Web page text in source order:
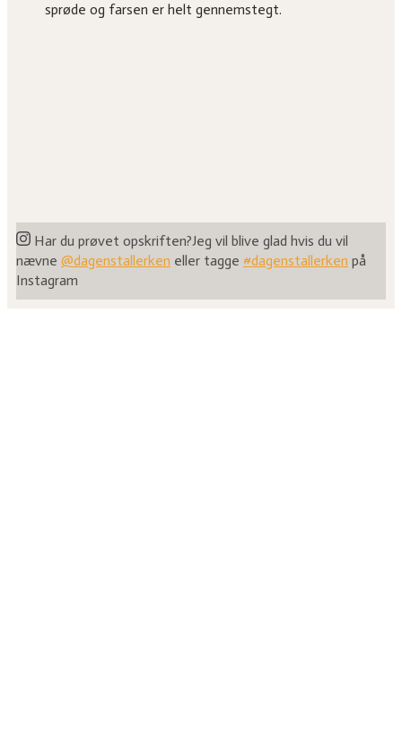
sprøde og farsen er helt gennemstegt.
Har du prøvet opskriften?Jeg vil blive glad hvis du vil
nævne @dagenstallerken eller tagge #dagenstallerken på
Instagram